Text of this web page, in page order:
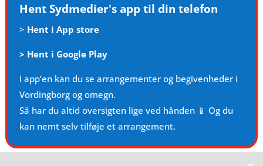
Hent Sydmedier's app til din telefon
> Hent i App store
> Hent i Google Play
I app’en kan du se arrangementer og begivenheder i
Vordingborg og omegn.
Så har du altid oversigten lige ved hånden 📱 Og du
kan nemt selv tilføje et arrangement.